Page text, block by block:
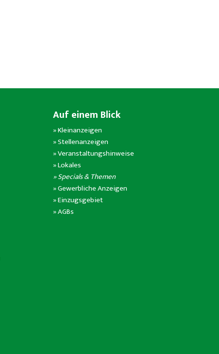
Auf einem Blick
»Kleinanzeigen
»Stellenanzeigen
»Veranstaltungshinweise
»Lokales
» Specials & Themen
»Gewerbliche Anzeigen
»Einzugsgebiet
»AGBs